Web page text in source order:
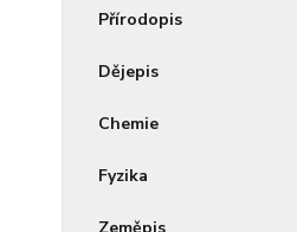
Přírodopis
Dějepis
Chemie
Fyzika